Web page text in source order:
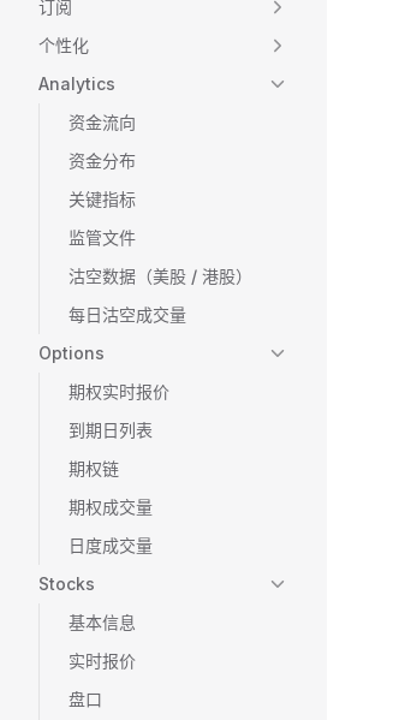
订阅
个性化
Analytics
资金流向
资金分布
关键指标
监管文件
沽空数据（美股 / 港股）
每日沽空成交量
Options
期权实时报价
到期日列表
期权链
期权成交量
日度成交量
Stocks
基本信息
实时报价
盘口